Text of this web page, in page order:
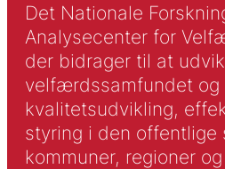
Det Nationale
Analysecenter for
der bidrager til at
velfærdssamfundet og
kvalitetsudvikling,
styring i den offentlige
kommuner, regioner